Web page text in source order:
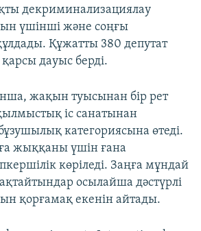
декриминализациялау
үшінші және соңғы
Құжатты 380 депутат
дауыс берді.
жақын туысынан бір рет
іс санатынан
категориясына өтеді.
жыққаны үшін ғана
көріледі. Заңға мұндай
осылайша дәстүрлі
қорғамақ екенін айтады.